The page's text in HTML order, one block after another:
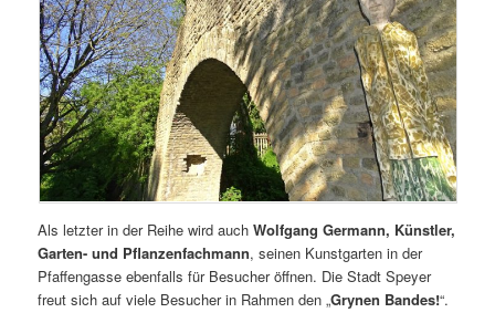
Als letzter in der Reihe wird auchWolfgang Germann, Künstler,
Garten- und Pflanzenfachmann, seinen Kunstgarten in der
Pfaffengasse ebenfalls für Besucher öffnen. Die Stadt Speyer
freut sich auf viele Besucher in Rahmen den „Grynen Bandes!“.